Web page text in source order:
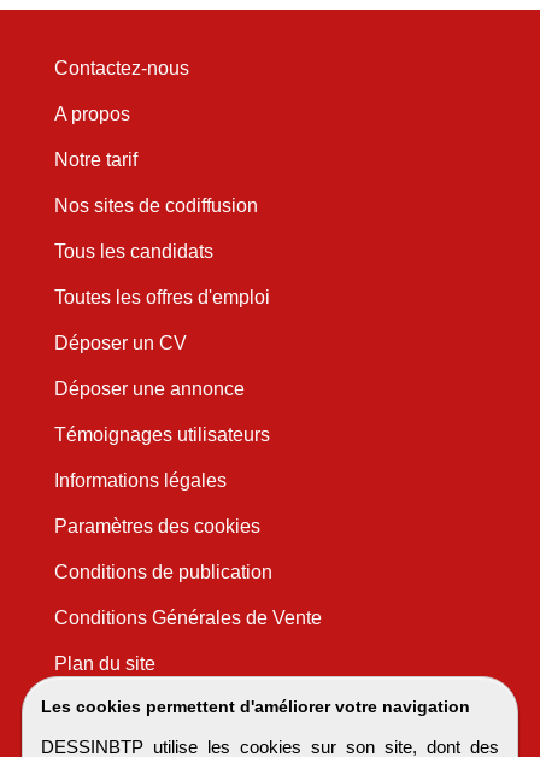
Les cookies permettent d'améliorer votre navigation
DESSINBTP utilise les cookies sur son site, dont des
Contactez-nous
A propos
Notre tarif
Nos sites de codiffusion
Tous les candidats
Toutes les offres d'emploi
Déposer un CV
Déposer une annonce
Témoignages utilisateurs
Informations légales
Paramètres des cookies
Conditions de publication
Conditions Générales de Vente
Plan du site